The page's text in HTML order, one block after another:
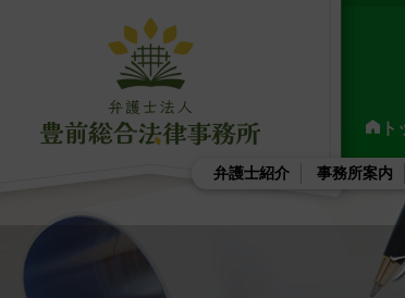
弁護士紹介 事務所案内